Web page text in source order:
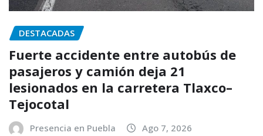
DESTACADAS
Fuerte accidente entre autobús de
pasajeros y camión deja 21
lesionados en la carretera Tlaxco–
Tejocotal
Presencia en Puebla Ago 7, 2026